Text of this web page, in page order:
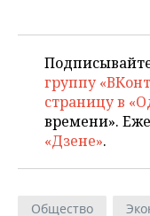
группу
страницу в
времени».
«Дзене».
Общество